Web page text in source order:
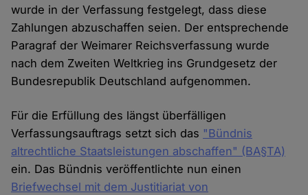
wurde in der Verfassung festgelegt, dass diese
Zahlungen abzuschaffen seien. Der entsprechende
Paragraf der Weimarer Reichsverfassung wurde
nach dem Zweiten Weltkrieg ins Grundgesetz der
Bundesrepublik Deutschland aufgenommen.
Für die Erfüllung des längst überfälligen
Verfassungsauftrags setzt sich das "Bündnis
altrechtliche Staatsleistungen abschaffen" (BA§TA)
ein. Das Bündnis veröffentlichte nun einen
Briefwechsel mit dem Justitiariat von